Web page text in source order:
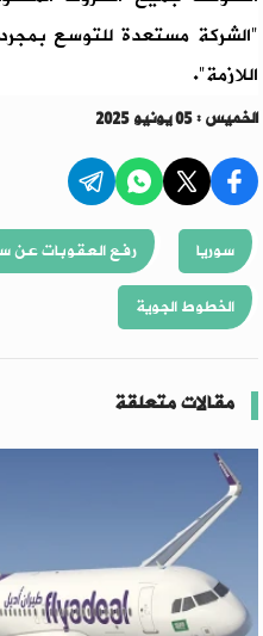
"الشركة مستعدة للتوسع
اللازمة".
الخميس : 05 يونيو 2025
سوريا رفع العقوبات عن
الخطوط الجوية
مقالات متعلقة